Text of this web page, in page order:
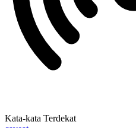
Kata-kata Terdekat